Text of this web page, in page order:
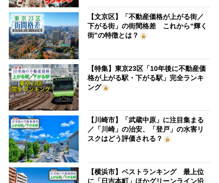
【文京区】「不動産価格が上がる街／
下がる街」の街間格差 これから“輝く
街”の特徴とは？
【特集】東京23区「10年後に不動産価
格が上がる駅・下がる駅」完全ランキ
ング
【川崎市】「武蔵中原」に注目集まる
／「川崎」の治安、「登戸」の水害リ
スクはどう評価される？
【横浜市】ベストランキング 最上位
に「日吉本町」ほかグリーンライン沿